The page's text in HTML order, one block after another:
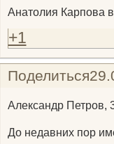
Анатолия Карпова
+1
Поделиться
Александр Петров,
До недавних пор